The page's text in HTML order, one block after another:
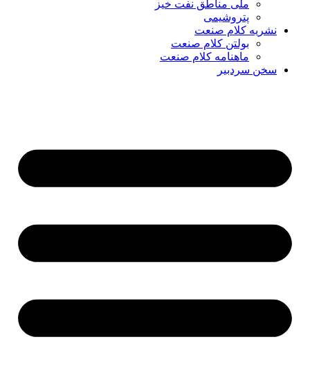
ملی مناطق نفت خیز
پتروشیمی
نشریه کلام صنعت
بولتن کلام صنعت
ماهنامه کلام صنعت
سخن سردبیر